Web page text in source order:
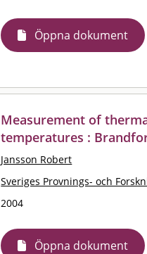
Öppna dokument
Measurement of
temperatures :
Jansson Robert
Sveriges Provnings- och
2004
Öppna dokument